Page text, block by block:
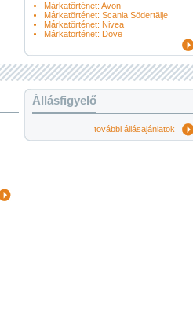
Márkatörténet: Avon
Márkatörténet: Scania Södertälje
Márkatörténet: Nivea
Márkatörténet: Dove
Állásfigyelő
további állásajánlatok